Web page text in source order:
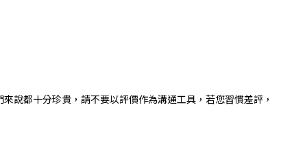
說都十分珍貴，請不要以評價作為溝通工具，若您習慣差評，